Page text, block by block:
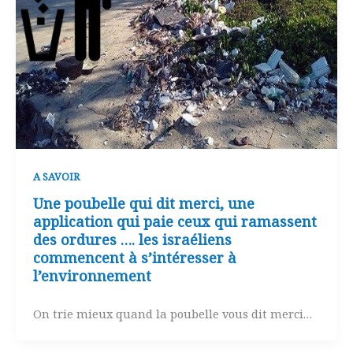
A SAVOIR
Une poubelle qui dit merci, une
application qui paie ceux qui ramassent
des ordures …. les israéliens
commencent à s’intéresser à
l’environnement
On trie mieux quand la poubelle vous dit merci…